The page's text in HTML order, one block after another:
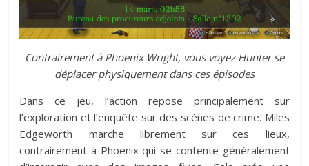
Contrairement à Phoenix Wright, vous voyez Hunter se
déplacer physiquement dans ces épisodes
Dans ce jeu, l’action repose principalement sur
l’exploration et l’enquête sur des scènes de crime. Miles
Edgeworth marche librement sur ces lieux,
contrairement à Phoenix qui se contente généralement